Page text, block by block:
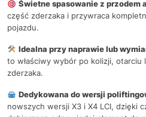
Świetne spasowanie z przodem
część zderzaka i przywraca
pojazdu.
Idealna przy naprawie lub
to właściwy wybór po kolizji, otarciu
zderzaka.
Dedykowana do wersji
nowszych wersji X3 i X4 LCI, dzięki